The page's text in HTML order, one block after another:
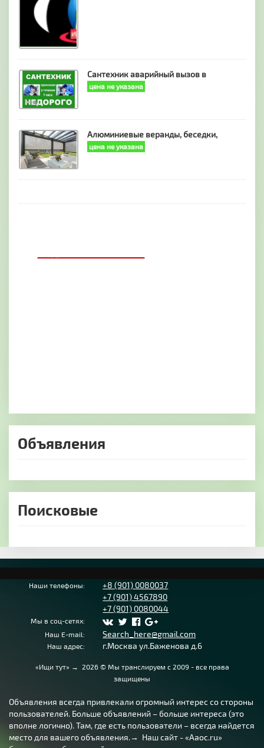
Сантехник аварийный вызов в
цена не указана
Алюминиевые веранды, беседки,
цена не указана
Объявления
Поисковые
Наши телефоны:
+8 (901) 0080037
+7 (901) 4567890
+7 (901) 0080044
Мы в соц-сетях:
Наш E-mail:
Search_here@gmail.com
Наш адрес: г.Москва ул.Баженова д.6
«Ищи тут» → 2026© Мы транслируем с 2009 - все права
защищены
Объявления всегда привлекали огромный интерес со стороны
пользователей. Больше объявлений – больше интереса (это
вполне логично). Там, где есть пользователи – всегда найдется
место для вашего объявления.→ Наш сайт - «Aaoc.ru»